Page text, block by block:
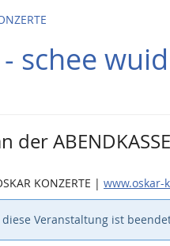
schee
der
KONZERTE | www.oskar-
Veranstaltung ist